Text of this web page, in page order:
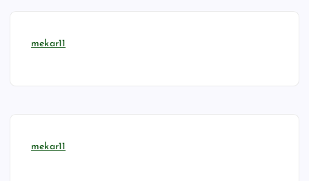
mekar11
mekar11